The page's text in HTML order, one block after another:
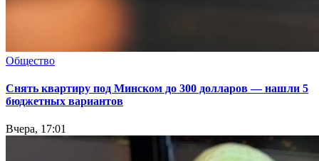
Общество
Снять квартиру под Минском до 300 долларов — нашли 5
бюджетных вариантов
Вчера, 17:01